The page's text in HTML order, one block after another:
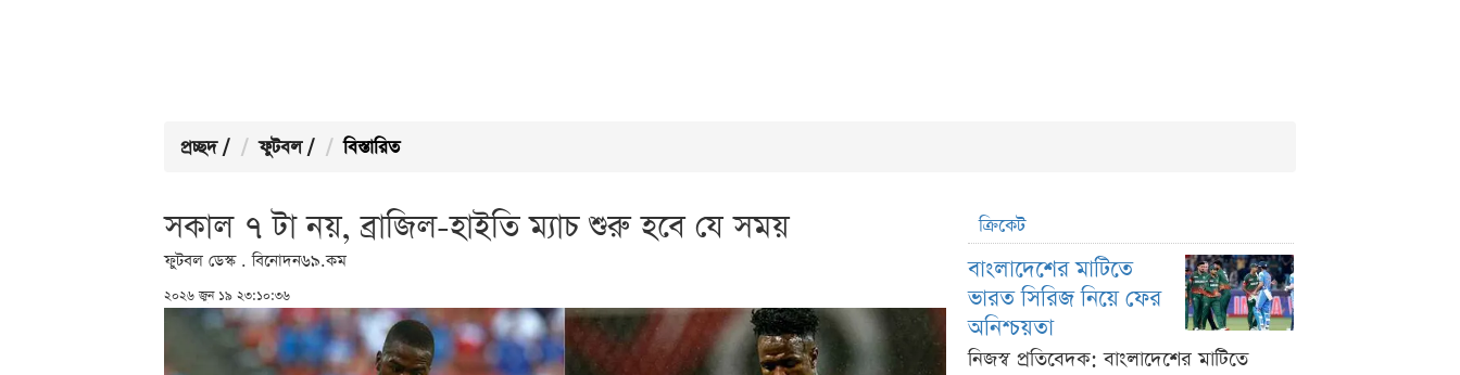
প্রচ্ছদ / ফুটবল / বিস্তারিত
সকাল ৭ টা নয়, ব্রাজিল-হাইতি ম্যাচ শুরু হবে যে সময়
ফুটবল ডেস্ক . বিনোদন৬৯.কম
২০২৬ জুন ১৯ ২৩:১০:৩৬
ক্রিকেট
বাংলাদেশের মাটিতে
ভারত সিরিজ নিয়ে ফের
অনিশ্চয়তা
নিজস্ব প্রতিবেদক: বাংলাদেশের মাটিতে